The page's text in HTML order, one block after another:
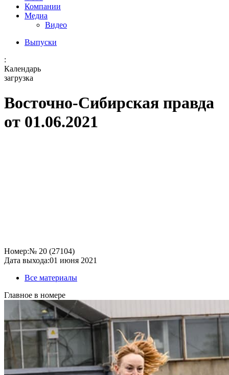
Компании
Медиа
Видео
Выпуски
:
Календарь
загрузка
Восточно-Сибирская правда
от 01.06.2021
Номер:№ 20 (27104)
Дата выхода:01 июня 2021
Все материалы
Главное в номере